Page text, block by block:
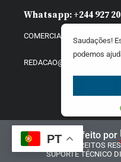
Whatsapp: +244 927
Website feito por
@2025 – TODOS DIREITOS
SUPORTE TÉCNICO
PT
Saudações!
podemos